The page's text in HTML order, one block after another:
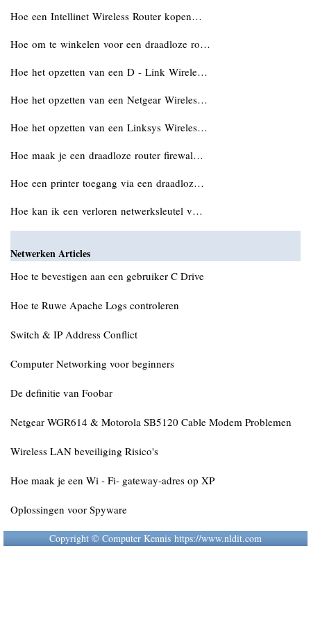
Hoe een Intellinet Wireless Router kopen…
Hoe om te winkelen voor een draadloze ro…
Hoe het opzetten van een D - Link Wirele…
Hoe het opzetten van een Netgear Wireles…
Hoe het opzetten van een Linksys Wireles…
Hoe maak je een draadloze router firewal…
Hoe een printer toegang via een draadloz…
Hoe kan ik een verloren netwerksleutel v…
Netwerken Articles
Hoe te bevestigen aan een gebruiker C Drive
Hoe te Ruwe Apache Logs controleren
Switch & IP Address Conflict
Computer Networking voor beginners
De definitie van Foobar
Netgear WGR614 & Motorola SB5120 Cable Modem Problemen
Wireless LAN beveiliging Risico's
Hoe maak je een Wi - Fi- gateway-adres op XP
Oplossingen voor Spyware
Copyright © Computer Kennis https://www.nldit.com